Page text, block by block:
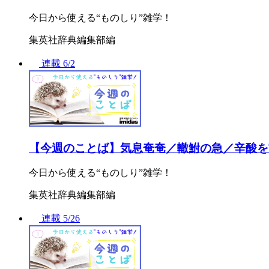
今日から使える“ものしり”雑学！
集英社辞典編集部編
連載 6/2
【今週のことば】気息奄奄／轍鮒の急／辛酸
今日から使える“ものしり”雑学！
集英社辞典編集部編
連載 5/26